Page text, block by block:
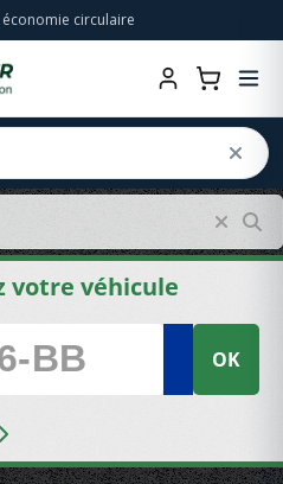
circulaire
votre véhicule
OK